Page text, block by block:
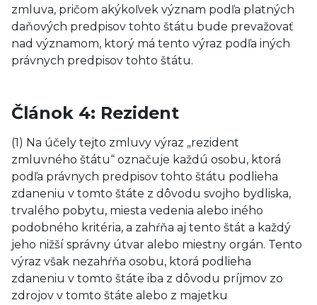
zmluva, pričom akýkoľvek význam podľa platných
daňových predpisov tohto štátu bude prevažovať
nad významom, ktorý má tento výraz podľa iných
právnych predpisov tohto štátu.
Článok 4: Rezident
(1) Na účely tejto zmluvy výraz „rezident
zmluvného štátu“ označuje každú osobu, ktorá
podľa právnych predpisov tohto štátu podlieha
zdaneniu v tomto štáte z dôvodu svojho bydliska,
trvalého pobytu, miesta vedenia alebo iného
podobného kritéria, a zahŕňa aj tento štát a každý
jeho nižší správny útvar alebo miestny orgán. Tento
výraz však nezahŕňa osobu, ktorá podlieha
zdaneniu v tomto štáte iba z dôvodu príjmov zo
zdrojov v tomto štáte alebo z majetku